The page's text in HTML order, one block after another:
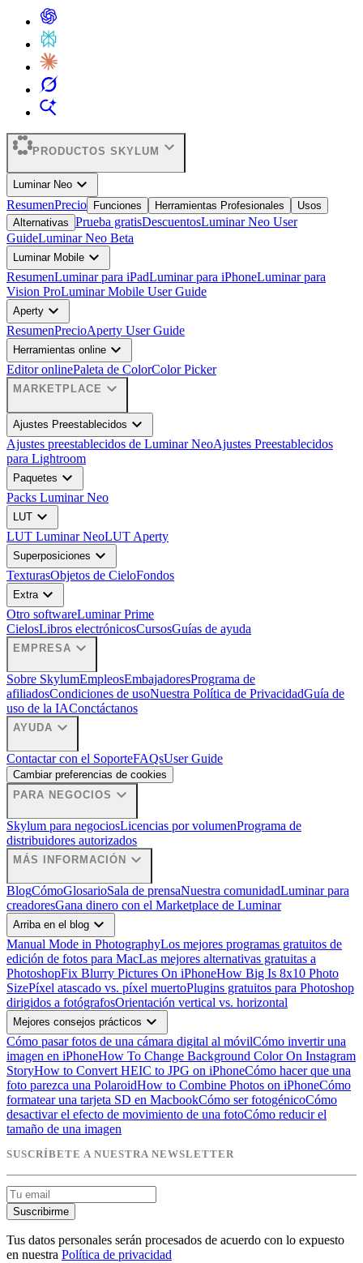
PRODUCTOS SKYLUM expand_more
Luminar Neo expand_more
ResumenPrecio Funciones Herramientas Profesionales
Usos
Alternativas Prueba gratisDescuentosLuminar Neo User
GuideLuminar Neo Beta
Luminar Mobile expand_more
ResumenLuminar para iPadLuminar para iPhoneLuminar para
Vision ProLuminar Mobile User Guide
Aperty expand_more
ResumenPrecioAperty User Guide
Herramientas online expand_more
Editor onlinePaleta de ColorColor Picker
MARKETPLACE expand_more
Ajustes Preestablecidos expand_more
Ajustes preestablecidos de Luminar NeoAjustes Preestablecidos
para Lightroom
Paquetes expand_more
Packs Luminar Neo
LUT expand_more
LUT Luminar NeoLUT Aperty
Superposiciones expand_more
TexturasObjetos de CieloFondos
Extraexpand_more
Otro softwareLuminar Prime
CielosLibros electrónicosCursosGuías de ayuda
EMPRESA expand_more
Sobre SkylumEmpleosEmbajadoresPrograma de
afiliadosCondiciones de usoNuestra Política de PrivacidadGuía de
uso de la IAConctáctanos
AYUDA expand_more
Contactar con el SoporteFAQsUser Guide
Cambiar preferencias de cookies
PARA NEGOCIOS expand_more
Skylum para negociosLicencias por volumenPrograma de
distribuidores autorizados
MÁS INFORMACIÓN expand_more
BlogCómoGlosarioSala de prensaNuestra comunidadLuminar para
creadoresGana dinero con el Marketplace de Luminar
Arriba en el blog expand_more
Manual Mode in PhotographyLos mejores programas gratuitos de
edición de fotos para MacLas mejores alternativas gratuitas a
PhotoshopFix Blurry Pictures On iPhoneHow Big Is 8x10 Photo
SizePíxel atascado vs. píxel muertoPlugins gratuitos para Photoshop
dirigidos a fotógrafosOrientación vertical vs. horizontal
Mejores consejos prácticos expand_more
Cómo pasar fotos de una cámara digital al móvilCómo invertir una
imagen en iPhoneHow To Change Background Color On Instagram
StoryHow to Convert HEIC to JPG on iPhoneCómo hacer que una
foto parezca una PolaroidHow to Combine Photos on iPhoneCómo
formatear una tarjeta SD en MacbookCómo ser fotogénicoCómo
desactivar el efecto de movimiento de una fotoCómo reducir el
tamaño de una imagen
SUSCRÍBETE A NUESTRA NEWSLETTER
Suscribirme
Tus datos personales serán procesados de acuerdo con lo expuesto
en nuestra Política de privacidad